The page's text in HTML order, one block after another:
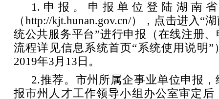
1.申报。申报单位登陆湖南
（http://kjt.hunan.gov.cn/），点击进入“
统公共服务平台”进行申报（在线注册
流程详见信息系统首页“系统使用说明
2019年3月13日。
2.推荐。市州所属企事业单位申报
报市州人才工作领导小组办公室审定后